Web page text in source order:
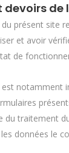
devoirs de
du présent site
et avoir
de
est
du traitement
données le